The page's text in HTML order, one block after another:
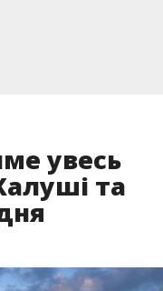
увесь
та